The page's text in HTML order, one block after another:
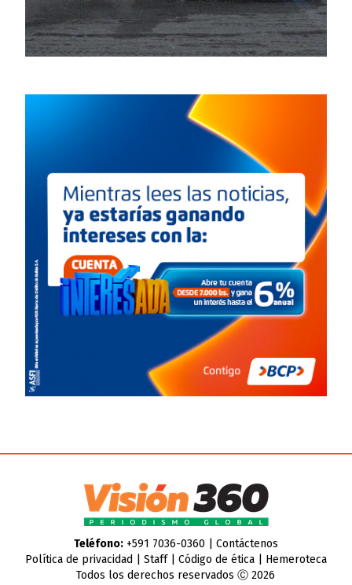
Teléfono:+591 7036-0360 | Contáctenos
Política de privacidad
Staff| Código de ética| Hemeroteca
Todos los derechos reservados Ⓒ 2026